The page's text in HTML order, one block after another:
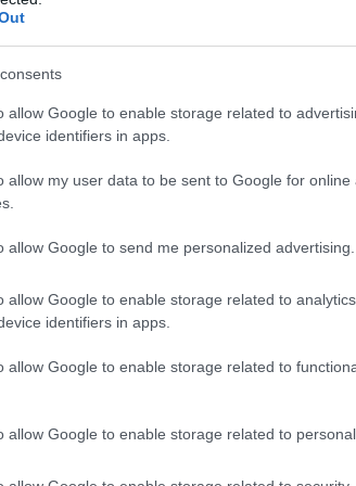
allow Google to enable storage related to
identifiers in apps.
allow my user data to be sent to Google for online
allow Google to send me personalized advertising.
allow Google to enable storage related to
identifiers in apps.
allow Google to enable storage related to
allow Google to enable storage related to
Pregatirea unui eveniment in
un restaurant. in primul rând,
perioada nuntii, insa nu trebuie sa
Verile pot fi caniculare, iar
probleme. Una dintre acestea
prelungite la soare. Astfel,
cea mai buna protectie solarain
neplacute pe ultima suta de
bune parfumuri pentru ziua
femei din zodiac